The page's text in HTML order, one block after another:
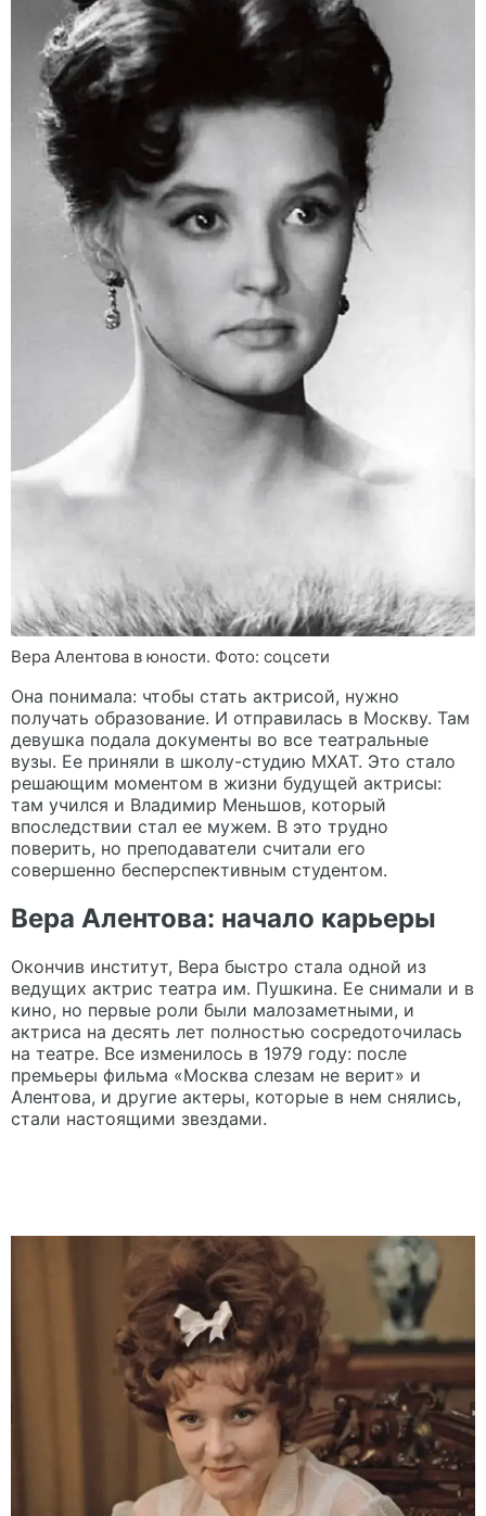
Вера Алентова в юности. Фото: соцсети
Она понимала: чтобы стать актрисой, нужно
получать образование. И отправилась в Москву. Там
девушка подала документы во все театральные
вузы. Ее приняли в школу-студию МХАТ. Это стало
решающим моментом в жизни будущей актрисы:
там учился и Владимир Меньшов, который
впоследствии стал ее мужем. В это трудно
поверить, но преподаватели считали его
совершенно бесперспективным студентом.
Вера Алентова: начало карьеры
Окончив институт, Вера быстро стала одной из
ведущих актрис театра им. Пушкина. Ее снимали и в
кино, но первые роли были малозаметными, и
актриса на десять лет полностью сосредоточилась
на театре. Все изменилось в 1979 году: после
премьеры фильма «Москва слезам не верит» и
Алентова, и другие актеры, которые в нем снялись,
стали настоящими звездами.